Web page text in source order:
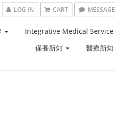
LOG IN CART MESSAGE
Integrative Medical Service
保養新知
醫療新知